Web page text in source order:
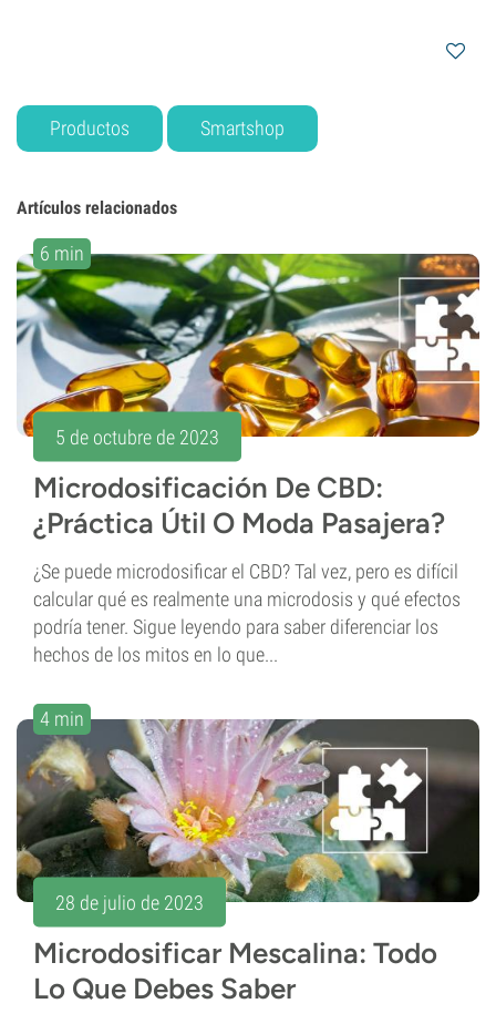
Productos Smartshop
Artículos relacionados
6 min
5 de octubre de 2023
Microdosificación De CBD:
¿Práctica Útil O Moda Pasajera?
¿Se puede microdosificar el CBD? Tal vez, pero es difícil
calcular qué es realmente una microdosis y qué efectos
podría tener. Sigue leyendo para saber diferenciar los
hechos de los mitos en lo que...
4 min
28 de julio de 2023
Microdosificar Mescalina: Todo
Lo Que Debes Saber